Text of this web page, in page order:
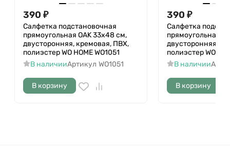
390 ₽
Салфетка подстановочная
прямоугольная OAK 33х48 см,
двусторонняя, кремовая, ПВХ,
полиэстер WO HOME WO1051
В наличииАртикул WO1051
В корзину
390 ₽
Салфетка
прямоугольная
двусторонняя,
полиэстер WO
В наличии
В корзину